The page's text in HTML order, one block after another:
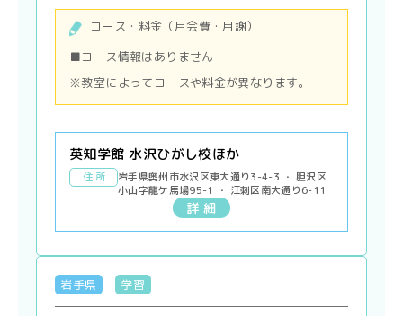
コース・料金（月会費・月謝）
■コース情報はありません
※教室によってコースや料金が異なります。
英知学館 水沢ひがし校ほか
住 所
岩手県奥州市水沢区東大通り3-4-3 ・ 胆沢区
小山字龍ケ馬場95-1 ・ 江刺区南大通り6-11
詳 細
岩手県 学習